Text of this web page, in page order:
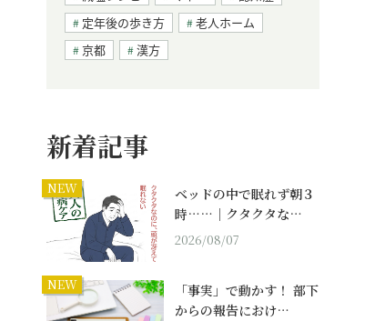
定年後の歩き方
老人ホーム
京都
漢方
新着記事
NEW
ベッドの中で眠れず朝３
時……｜クタクタな…
2026/08/07
NEW
「事実」で動かす！ 部下
からの報告におけ…